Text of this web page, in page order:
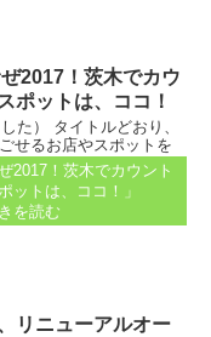
2017！茨木でカウ
ポットは、ココ！
た） タイトルどおり、
せるお店やスポットを
ントダウンをワイワイ
し、普通に営業してい
すよというお店もあり
2017！茨木でカウント
ットは、ココ！」
を読む
リニューアルオー